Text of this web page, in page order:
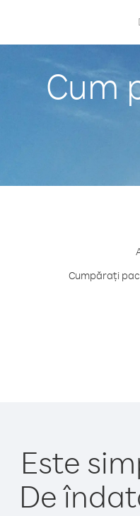
Cum
Cumpărați
Este
De